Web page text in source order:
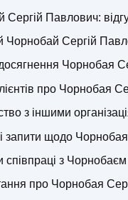
Сергій Павлович:
Чорнобай Сергій
Чорнобая
про Чорнобая
з іншими
запити щодо
співпраці з
про Чорнобая